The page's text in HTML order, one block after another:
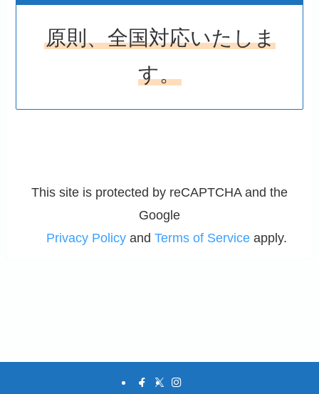
原則、全国対応いたしま
す。
This site is protected by reCAPTCHA and the
Google
Privacy Policy and Terms of Service apply.